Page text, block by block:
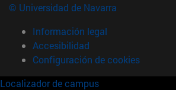
© Universidad de Navarra
Información legal
Accesibilidad
Configuración de cookies
Localizador de campus